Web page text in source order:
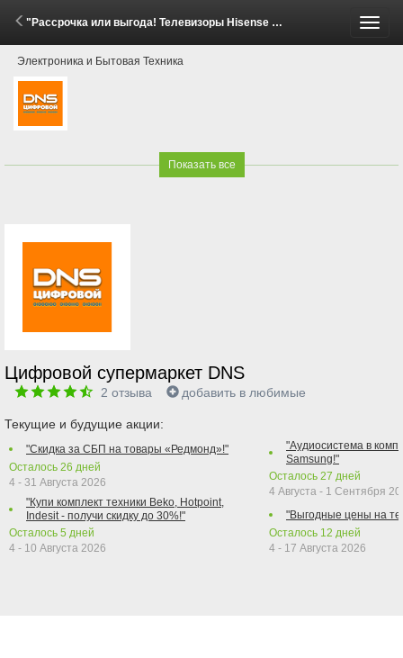
"Рассрочка или выгода! Телевизоры Hisense E8Q" (1 - 29 Июня 2026)
Электроника и Бытовая Техника
Показать все
Цифровой супермаркет DNS
2 отзыва добавить в любимые
Текущие и будущие акции:
"Скидка за СБП на товары «Редмонд»!"
Осталось 26 дней
4 - 31 Августа 2026
"Купи комплект техники Beko, Hotpoint,
Indesit - получи скидку до 30%!"
Осталось 5 дней
4 - 10 Августа 2026
"Аудиосистема в
Samsung!"
Осталось 27 дней
4 Августа - 1 Сентября
"Выгодные цены на
Осталось 12 дней
4 - 17 Августа 2026